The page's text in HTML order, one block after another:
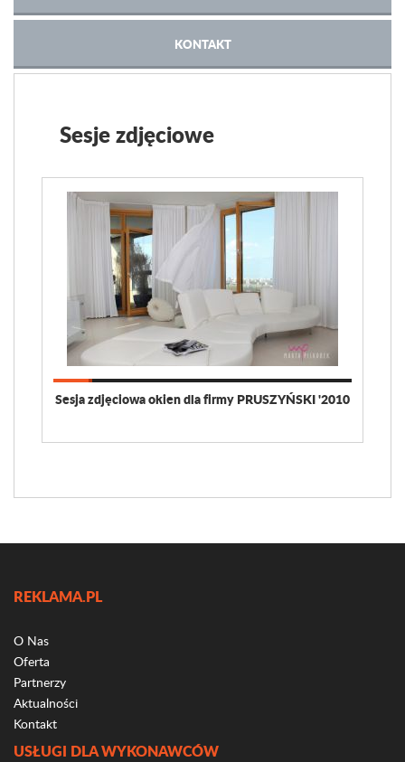
KONTAKT
Sesje zdjęciowe
Sesja zdjęciowa okien dla firmy PRUSZYŃSKI '2010
REKLAMA.PL
O Nas
Oferta
Partnerzy
Aktualności
Kontakt
USŁUGI DLA WYKONAWCÓW